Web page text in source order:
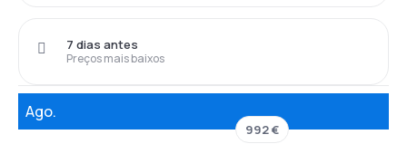
Preços mais baixos
7 dias antes
Ago.
992 €